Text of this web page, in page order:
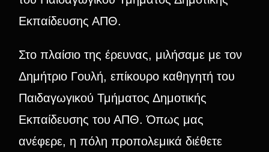
Εκπαίδευσης ΑΠΘ.
Στο πλαίσιο της έρευνας, μιλήσαμε με τον
Δημήτριο Γουλή, επίκουρο καθηγητή του
Παιδαγωγικού Τμήματος Δημοτικής
Εκπαίδευσης του ΑΠΘ. Όπως μας
ανέφερε, η πόλη προπολεμικά διέθετε